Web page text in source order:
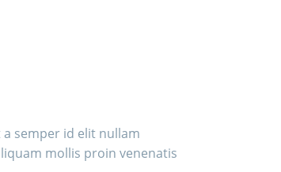
semper id elit nullam
mollis proin venenatis